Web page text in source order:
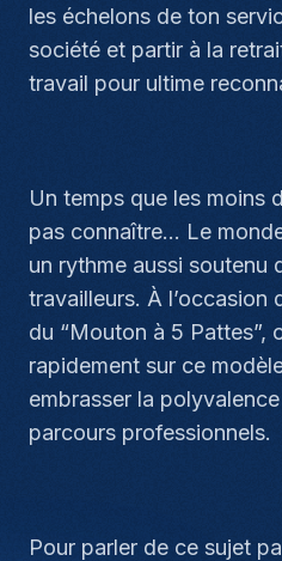
les échelons de ton
société et partir à la
travail pour ultime
Un temps que les moins
pas connaître… Le
un rythme aussi soutenu
travailleurs. À l’occasion
du “Mouton à 5 Pattes”,
rapidement sur ce
embrasser la
parcours professionnels.
Pour parler de ce sujet